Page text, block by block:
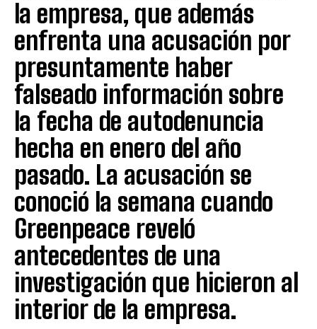
la empresa, que además
enfrenta una acusación por
presuntamente haber
falseado información sobre
la fecha de autodenuncia
hecha en enero del año
pasado. La acusación se
conoció la semana cuando
Greenpeace reveló
antecedentes de una
investigación que hicieron al
interior de la empresa.